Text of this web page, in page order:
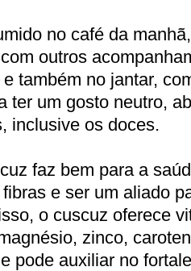
no café da
outros
também no jantar,
ter um gosto neutro,
inclusive os doces.
faz bem para a
e ser um aliado
o cuscuz oferece
zinco,
pode auxiliar no